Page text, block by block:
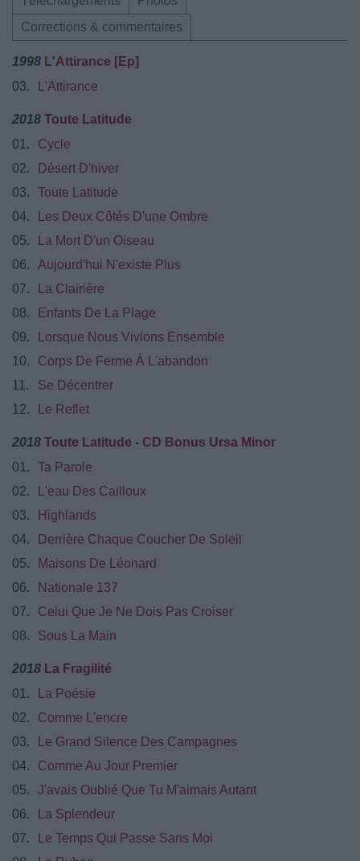
Corrections & commentaires
1998 L'Attirance [Ep]
03.
L'Attirance
2018 Toute Latitude
01.
Cycle
02.
Désert D'hiver
03.
Toute Latitude
04.
Les Deux Côtés D'une Ombre
05.
La Mort D'un Oiseau
06.
Aujourd'hui N'existe Plus
07.
La Clairière
08.
Enfants De La Plage
09.
Lorsque Nous Vivions Ensemble
10.
Corps De Ferme À L'abandon
11.
Se Décentrer
12.
Le Reflet
2018 Toute Latitude - CD Bonus Ursa Minor
01.
Ta Parole
02.
L'eau Des Cailloux
03.
Highlands
04.
Derrière Chaque Coucher De Soleil
05.
Maisons De Léonard
06.
Nationale 137
07.
Celui Que Je Ne Dois Pas Croiser
08.
Sous La Main
2018 La Fragilité
01.
La Poésie
02.
Comme L'encre
03.
Le Grand Silence Des Campagnes
04.
Comme Au Jour Premier
05.
J'avais Oublié Que Tu M'aimais Autant
06.
La Splendeur
07.
Le Temps Qui Passe Sans Moi